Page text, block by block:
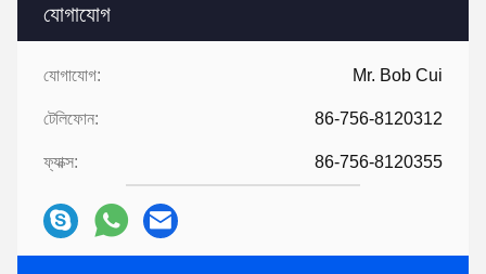
যোগাযোগ
যোগাযোগ: Mr. Bob Cui
টেলিফোন: 86-756-8120312
ফ্যাক্স: 86-756-8120355